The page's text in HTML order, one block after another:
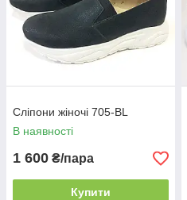
Сліпони жіночі 705-BL
В наявності
1 600 ₴/пара
Купити